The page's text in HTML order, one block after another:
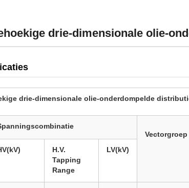
drie-dimensionale olie-
drie-dimensionale olie-onderdompelde
Vectorgroep
H.V.
Tapping
Range
LV(kV)